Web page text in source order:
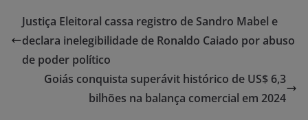
Justiça Eleitoral cassa registro de Sandro Mabel e
declara inelegibilidade de Ronaldo Caiado por abuso
de poder político
Goiás conquista superávit histórico de US$ 6,3
bilhões na balança comercial em 2024